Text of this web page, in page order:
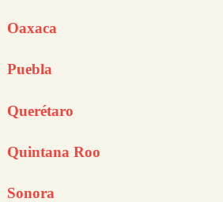
Oaxaca
Puebla
Querétaro
Quintana Roo
Sonora